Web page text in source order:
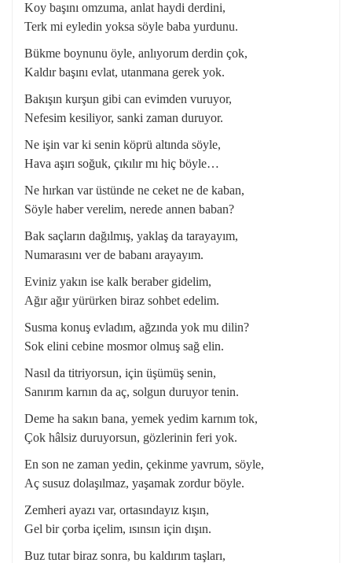
Koy başını omzuma, anlat haydi derdini,
Terk mi eyledin yoksa söyle baba yurdunu.
Bükme boynunu öyle, anlıyorum derdin çok,
Kaldır başını evlat, utanmana gerek yok.
Bakışın kurşun gibi can evimden vuruyor,
Nefesim kesiliyor, sanki zaman duruyor.
Ne işin var ki senin köprü altında söyle,
Hava aşırı soğuk, çıkılır mı hiç böyle…
Ne hırkan var üstünde ne ceket ne de kaban,
Söyle haber verelim, nerede annen baban?
Bak saçların dağılmış, yaklaş da tarayayım,
Numarasını ver de babanı arayayım.
Eviniz yakın ise kalk beraber gidelim,
Ağır ağır yürürken biraz sohbet edelim.
Susma konuş evladım, ağzında yok mu dilin?
Sok elini cebine mosmor olmuş sağ elin.
Nasıl da titriyorsun, için üşümüş senin,
Sanırım karnın da aç, solgun duruyor tenin.
Deme ha sakın bana, yemek yedim karnım tok,
Çok hâlsiz duruyorsun, gözlerinin feri yok.
En son ne zaman yedin, çekinme yavrum, söyle,
Aç susuz dolaşılmaz, yaşamak zordur böyle.
Zemheri ayazı var, ortasındayız kışın,
Gel bir çorba içelim, ısınsın için dışın.
Buz tutar biraz sonra, bu kaldırım taşları,